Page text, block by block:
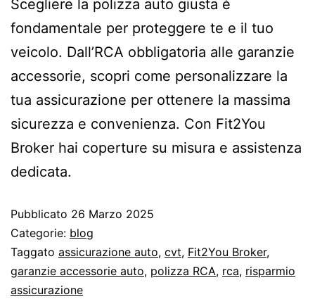
Scegliere la polizza auto giusta è
fondamentale per proteggere te e il tuo
veicolo. Dall’RCA obbligatoria alle garanzie
accessorie, scopri come personalizzare la
tua assicurazione per ottenere la massima
sicurezza e convenienza. Con Fit2You
Broker hai coperture su misura e assistenza
dedicata.
Pubblicato 26 Marzo 2025
Categorie: blog
Taggato assicurazione auto, cvt, Fit2You Broker,
garanzie accessorie auto, polizza RCA, rca, risparmio
assicurazione